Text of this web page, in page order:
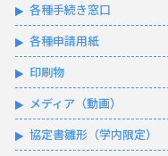
各種手続き窓口
各種申請用紙
印刷物
メディア（動画）
協定書雛形（学内限定）